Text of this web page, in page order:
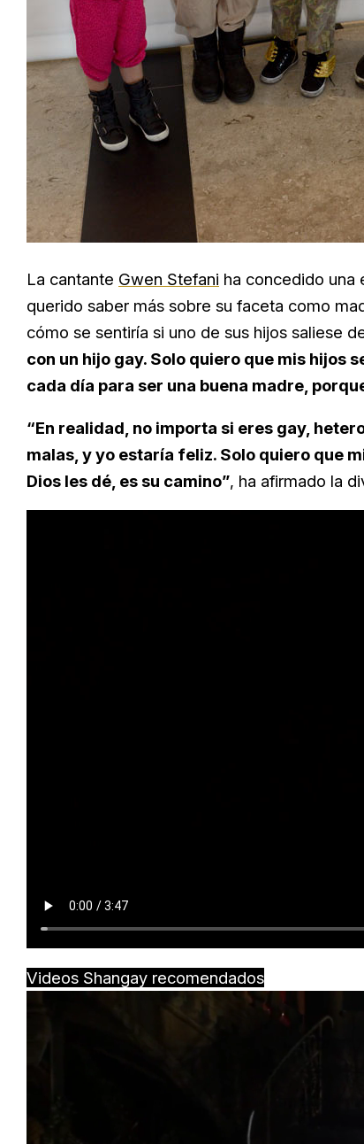
La cantante Gwen Stefani ha concedido una
querido saber más sobre su faceta como
cómo se sentiría si uno de sus hijos saliese
con un hijo gay. Solo quiero que mis hijos
cada día para ser una buena madre,
“En realidad, no importa si eres gay,
malas, y yo estaría feliz. Solo quiero que
Dios les dé, es su camino”, ha afirmado la
Videos Shangay recomendados